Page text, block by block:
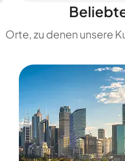
Orte, zu denen unsere